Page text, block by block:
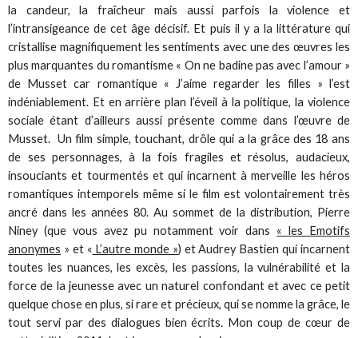
la candeur, la fraîcheur mais aussi parfois la violence et
l’intransigeance de cet âge décisif. Et puis il y a la littérature qui
cristallise magnifiquement les sentiments avec une des œuvres les
plus marquantes du romantisme « On ne badine pas avec l’amour »
de Musset car romantique « J’aime regarder les filles » l’est
indéniablement. Et en arrière plan l’éveil à la politique, la violence
sociale étant d’ailleurs aussi présente comme dans l’œuvre de
Musset. Un film simple, touchant, drôle qui a la grâce des 18 ans
de ses personnages, à la fois fragiles et résolus, audacieux,
insouciants et tourmentés et qui incarnent à merveille les héros
romantiques intemporels même si le film est volontairement très
ancré dans les années 80. Au sommet de la distribution, Pierre
Niney (que vous avez pu notamment voir dans « les Emotifs
anonymes » et « L’autre monde ») et Audrey Bastien qui incarnent
toutes les nuances, les excès, les passions, la vulnérabilité et la
force de la jeunesse avec un naturel confondant et avec ce petit
quelque chose en plus, si rare et précieux, qui se nomme la grâce, le
tout servi par des dialogues bien écrits. Mon coup de cœur de